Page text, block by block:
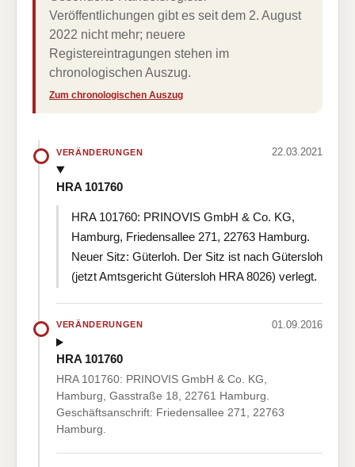
Veröffentlichungen gibt es seit dem 2. August
2022 nicht mehr; neuere
Registereintragungen stehen im
chronologischen Auszug.
Zum chronologischen Auszug
VERÄNDERUNGEN 22.03.2021
HRA 101760
HRA 101760: PRINOVIS GmbH & Co. KG,
Hamburg, Friedensallee 271, 22763 Hamburg.
Neuer Sitz: Güterloh. Der Sitz ist nach Gütersloh
(jetzt Amtsgericht Gütersloh HRA 8026) verlegt.
VERÄNDERUNGEN 01.09.2016
HRA 101760
HRA 101760: PRINOVIS GmbH & Co. KG,
Hamburg, Gasstraße 18, 22761 Hamburg.
Geschäftsanschrift: Friedensallee 271, 22763
Hamburg.